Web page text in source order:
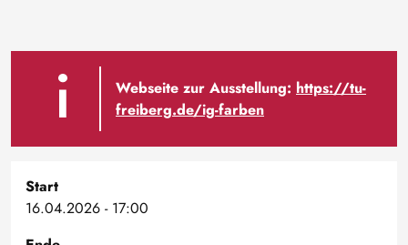
Webseite zur Ausstellung: https://tu-
freiberg.de/ig-farben
Start
16.04.2026 - 17:00